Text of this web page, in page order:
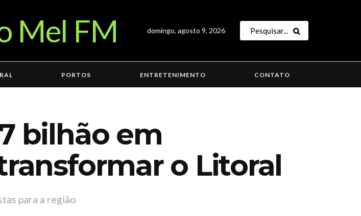
domingo, agosto 9, 2026
PORTOS ENTRETENIMENTO CONTATO
bilhão em
o Litoral
para a região